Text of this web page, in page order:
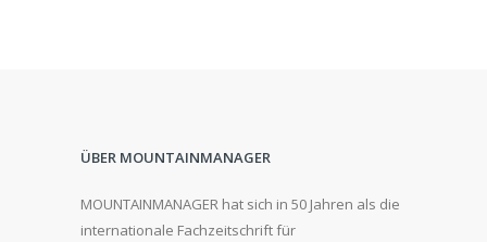
ÜBER MOUNTAINMANAGER
MOUNTAINMANAGER hat sich in 50 Jahren als die
internationale Fachzeitschrift für